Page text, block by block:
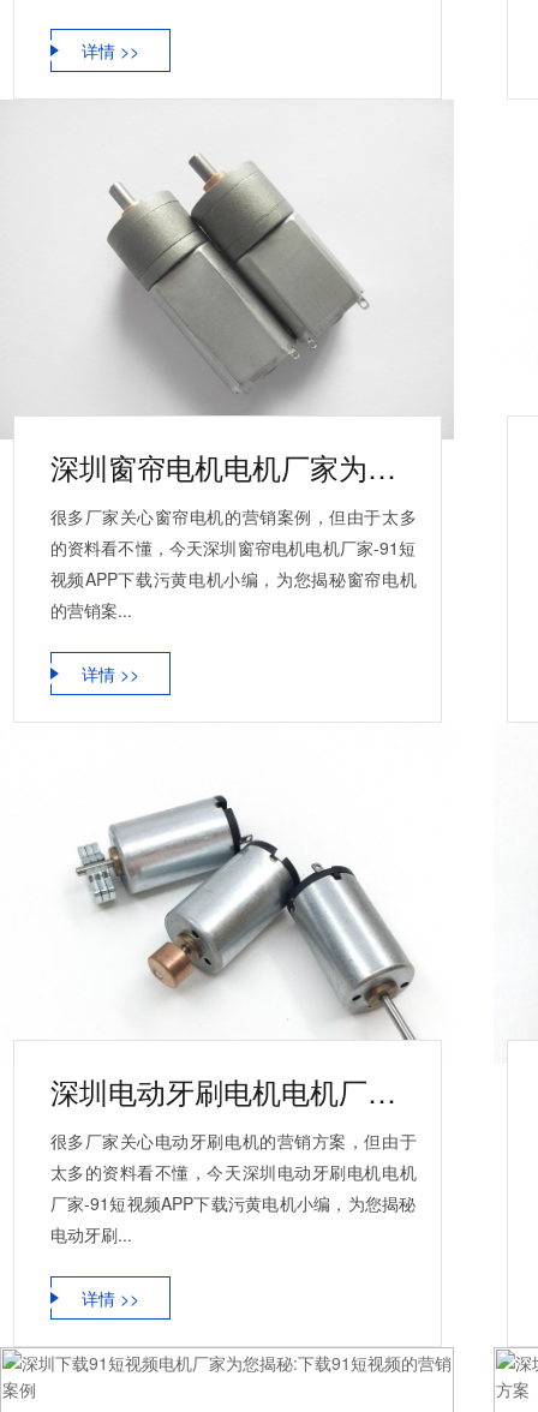
详情 >>
深圳窗帘电机电机厂家为您揭秘:窗帘电机的营销案例
很多厂家关心窗帘电机的营销案例，但由于太多
的资料看不懂，今天深圳窗帘电机电机厂家-91短
视频APP下载污黄电机小编，为您揭秘窗帘电机
的营销案...
详情 >>
深圳电动牙刷电机电机厂家为您揭秘:电动牙刷电机的营销方案
很多厂家关心电动牙刷电机的营销方案，但由于
太多的资料看不懂，今天深圳电动牙刷电机电机
厂家-91短视频APP下载污黄电机小编，为您揭秘
电动牙刷...
详情 >>